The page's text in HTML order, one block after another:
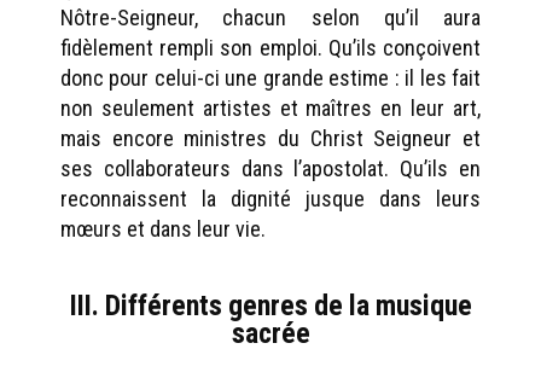
Nôtre-Seigneur, chacun selon qu’il aura
fidèlement rempli son emploi. Qu’ils conçoivent
donc pour celui-ci une grande estime : il les fait
non seulement artistes et maîtres en leur art,
mais encore ministres du Christ Seigneur et
ses collaborateurs dans l’apostolat. Qu’ils en
reconnaissent la dignité jusque dans leurs
mœurs et dans leur vie.
III. Différents genres de la musique
sacrée